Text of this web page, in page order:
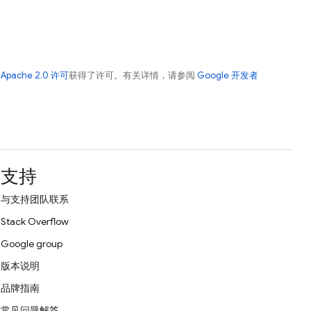
Apache 2.0 许可获得了许可。有关详情，请参阅 Google 开发者
支持
与支持团队联系
Stack Overflow
Google group
版本说明
品牌指南